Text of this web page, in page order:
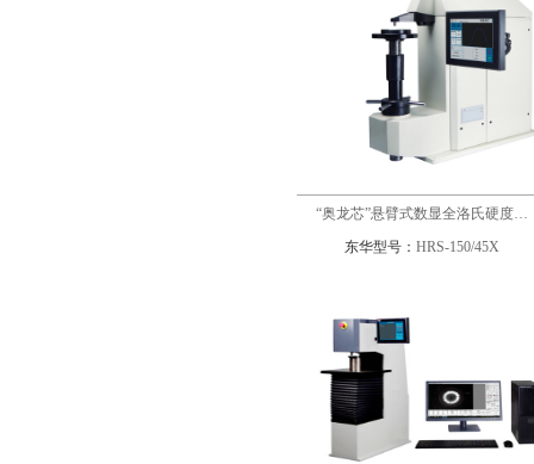
“奥龙芯”悬臂式数显全洛氏硬度…
东华型号： HRS-150/45X